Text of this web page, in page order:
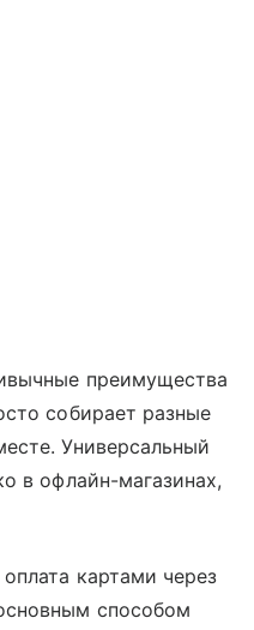
преимущества
собирает разные
Универсальный
в офлайн-магазинах,
картами через
способом